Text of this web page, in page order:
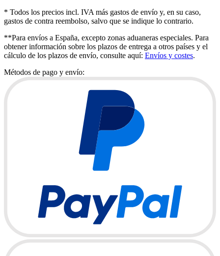
* Todos los precios incl. IVA más gastos de envío y, en su caso,
gastos de contra reembolso, salvo que se indique lo contrario.
**Para envíos a España, excepto zonas aduaneras especiales. Para
obtener información sobre los plazos de entrega a otros países y el
cálculo de los plazos de envío, consulte aquí: Envíos y costes.
Métodos de pago y envío: